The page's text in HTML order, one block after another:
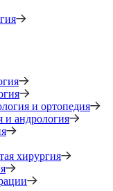
и ортопедия
и андрология
хирургия